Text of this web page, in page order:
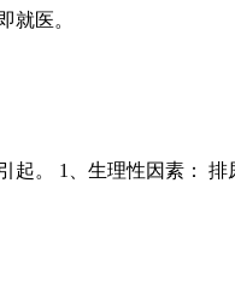
就医。
。 1、生理性因素：